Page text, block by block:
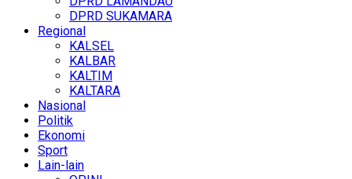
DPRD SUKAMARA
Regional
KALSEL
KALBAR
KALTIM
KALTARA
Nasional
Politik
Ekonomi
Sport
Lain-lain